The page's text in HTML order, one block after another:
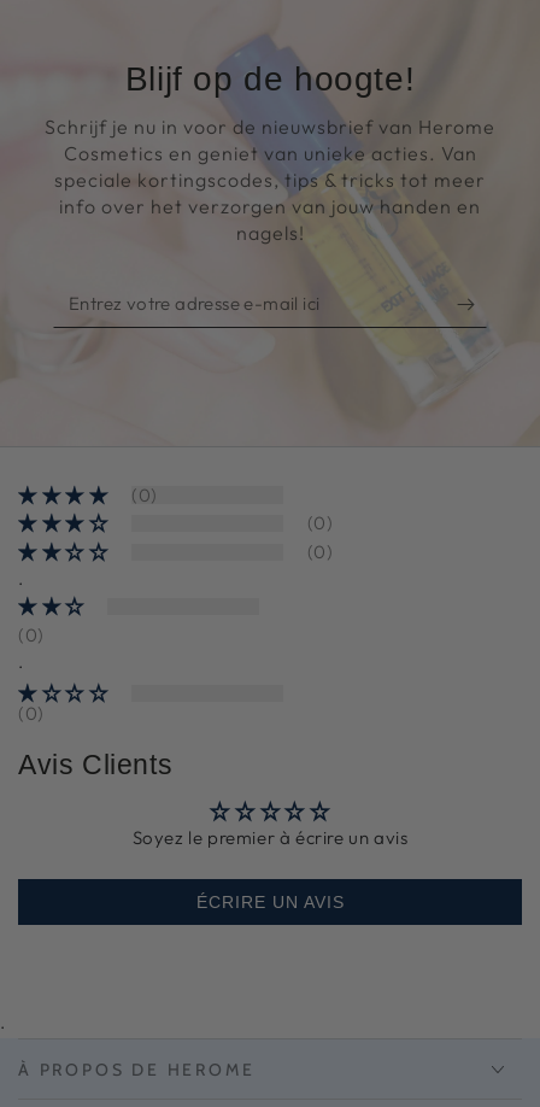
Blijf op de hoogte!
Schrijf je nu in voor de nieuwsbrief van Herome
Cosmetics en geniet van unieke acties. Van
speciale kortingscodes, tips & tricks tot meer
info over het verzorgen van jouw handen en
nagels!
Entrez
votre
(0)
(0)
(0)
.
(0)
.
(0)
Avis Clients
Soyez le premier à écrire un avis
ÉCRIRE UN AVIS
.
À PROPOS DE HEROME